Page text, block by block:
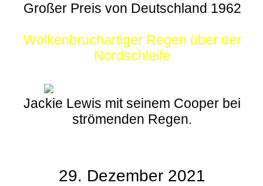
Großer Preis von Deutschland 1962
Wolkenbruchartiger Regen über der
Nordschleife
Jackie Lewis mit seinem Cooper bei
strömenden Regen.
29. Dezember 2021